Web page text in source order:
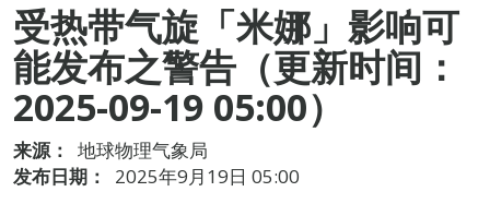
受热带气旋「米娜」影响可
能发布之警告（更新时间：
2025-09-19 05:00）
来源：
地球物理气象局
发布日期：
2025年9月19日 05:00